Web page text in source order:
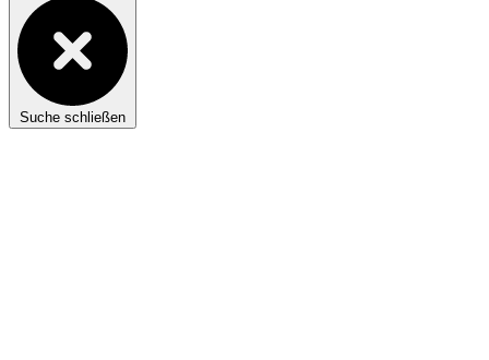
Suche schließen